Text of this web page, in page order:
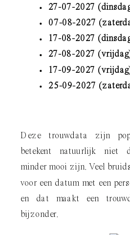
27-07-2027
07-08-2027
17-08-2027
27-08-2027
17-09-2027
25-09-2027
Deze trouwdata zijn
betekent natuurlijk niet
minder mooi zijn. Veel
voor een datum met een
en dat maakt een
bijzonder.